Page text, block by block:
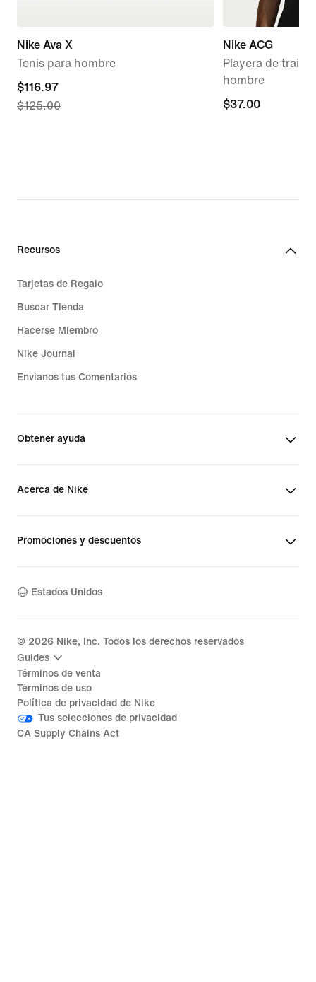
Nike Ava X
Tenis para hombre
current
price
$116.97
$125.00
Nike ACG
Playera de trail
hombre
$37.00
$37.00
Recursos
Tarjetas de Regalo
Buscar Tienda
Hacerse Miembro
Nike Journal
Envíanos tus Comentarios
Obtener ayuda
Acerca de Nike
Promociones y descuentos
Estados Unidos
© 2026 Nike, Inc. Todos los derechos reservados
Guides
Términos de venta
Términos de uso
Política de privacidad de Nike
Tus selecciones de privacidad
CA Supply Chains Act